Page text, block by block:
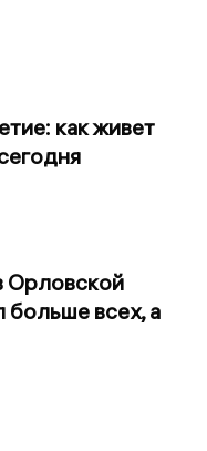
как живет
Орловской
больше всех, а